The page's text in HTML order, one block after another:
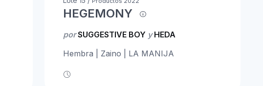
HEGEMONY
porSUGGESTIVE BOY yHEDA
Hembra | Zaino | LA MANIJA